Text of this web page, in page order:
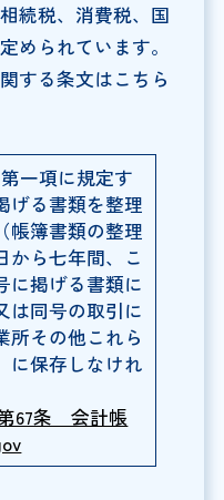
続税、消費税、国
められています。
する条文はこちら
一項に規定す
げる書類を整理
帳簿書類の整理
から七年間、こ
に掲げる書類に
は同号の取引に
所その他これら
に保存しなけれ
67条 会計帳